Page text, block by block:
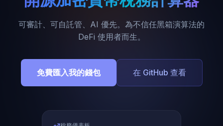
可審計、可自託管、AI 優先。為不信任黑箱演算法的
DeFi 使用者而生。
免費匯入我的錢包 在 GitHub 查看